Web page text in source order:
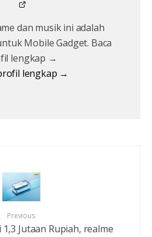
dan musik ini adalah
Mobile Gadget. Baca
lengkap →
lengkap →
Previous
Jutaan Rupiah, realme